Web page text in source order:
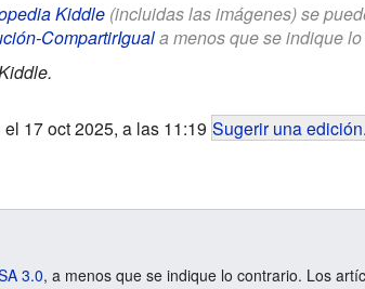
Kiddle(incluidas las imágenes) se
CompartirIguala menos que se indique
17 oct 2025, a las 11:19 Sugerir una edición.
3.0, a menos que se indique lo contrario. Los